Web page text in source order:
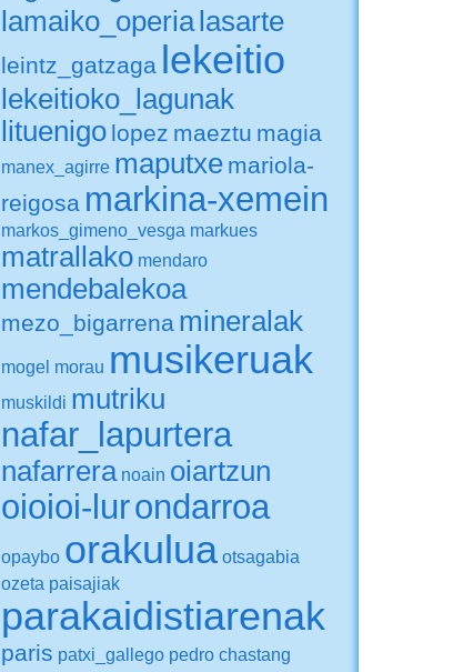
lamaiko_operia lasarte
leintz_gatzaga lekeitio
lekeitioko_lagunak
lituenigo lopez maeztu magia
manex_agirre maputxe mariola-
reigosa markina-xemein
markos_gimeno_vesga markues
matrallako mendaro
mendebalekoa
mezo_bigarrena mineralak
mogel morau musikeruak
muskildi mutriku
nafar_lapurtera
nafarrera noain oiartzun
oioioi-lurondarroa
opaybo orakulua otsagabia
ozeta paisajiak
parakaidistiarenak
paris patxi_gallego pedro chastang